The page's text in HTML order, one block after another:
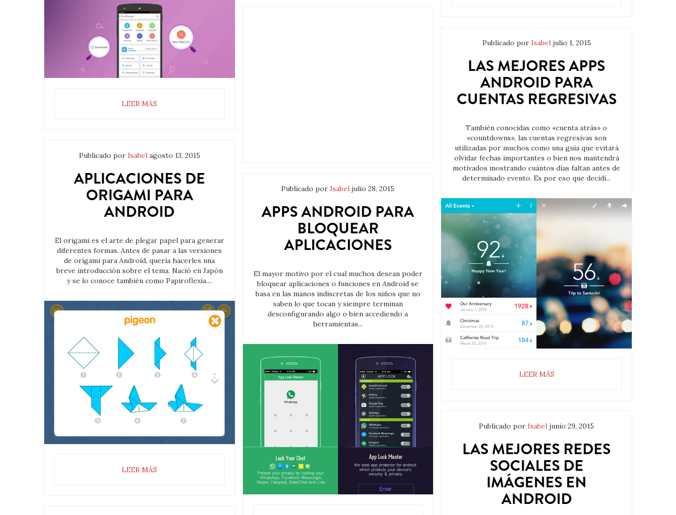
LEER MÁS
Publicado por Isabel agosto 13, 2015
APLICACIONES DE
ORIGAMI PARA
ANDROID
El origami es el arte de plegar papel para generar
diferentes formas. Antes de pasar a las versiones
de origami para Android, quería hacerles una
breve introducción sobre el tema. Nació en Japón
y se lo conoce también como Papiroflexia....
LEER MÁS
Publicado porIsabel julio 28, 2015
APPS ANDROID PARA
BLOQUEAR
APLICACIONES
El mayor motivo por el cual muchos desean poder
bloquear aplicaciones o funciones en Android se
basa en las manos indiscretas de los niños que no
saben lo que tocan y siempre terminan
desconfigurando algo o bien accediendo a
herramientas...
Publicado por Isabel julio 1, 2015
LAS MEJORES APPS
ANDROID PARA
CUENTAS REGRESIVAS
También conocidas como «cuenta atrás» o
«countdowns», las cuentas regresivas son
utilizadas por muchos como una guía que evitará
olvidar fechas importantes o bien nos mantendrá
motivados mostrando cuántos días faltan antes de
determinado evento. Es por eso que decidí...
LEER MÁS
Publicado porIsabel junio 29, 2015
LAS MEJORES REDES
SOCIALES DE
IMÁGENES EN
ANDROID